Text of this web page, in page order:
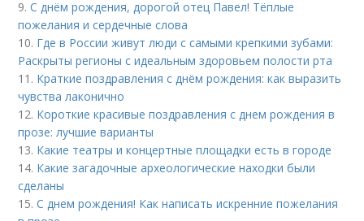
9.С днём рождения, дорогой отец Павел! Тёплые
пожелания и сердечные слова
10. Где в России живут люди с самыми крепкими зубами:
Раскрыты регионы с идеальным здоровьем полости рта
11. Краткие поздравления с днём рождения: как выразить
чувства лаконично
12. Короткие красивые поздравления с днем рождения в
прозе: лучшие варианты
13. Какие театры и концертные площадки есть в городе
14. Какие загадочные археологические находки были
сделаны
15.С днем рождения! Как написать искренние пожелания